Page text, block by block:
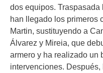
dos equipos. Traspasada
han llegado los primeros
Martin, sustituyendo a
Álvarez y Mireia, que
armero y ha realizado un
intervenciones.